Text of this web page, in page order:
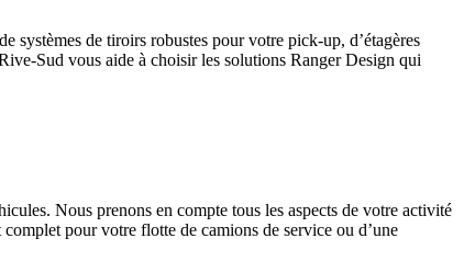
systèmes de tiroirs robustes pour votre pick-up, d’étagères
Sud vous aide à choisir les solutions Ranger Design qui
Nous prenons en compte tous les aspects de votre activité
pour votre flotte de camions de service ou d’une